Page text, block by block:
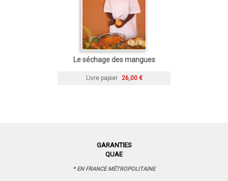
Le séchage des mangues
Livre papier 26,00 €
GARANTIES
QUAE
* EN FRANCE MÉTROPOLITAINE